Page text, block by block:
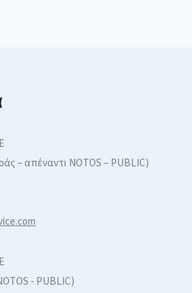
– απέναντι NOTOS – PUBLIC)
- PUBLIC)